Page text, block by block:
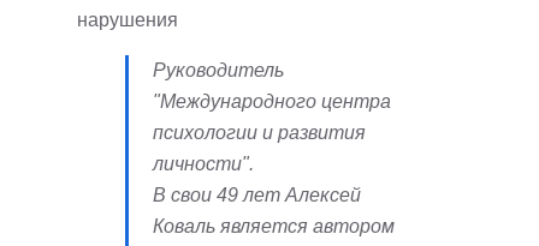
нарушения
Руководитель
"Международного центра
психологии и развития
личности".
В свои 49 лет Алексей
Коваль является автором